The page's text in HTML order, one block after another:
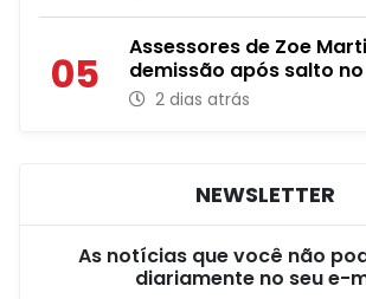
05
Assessores de Zoe
demissão após salto
2 dias atrás
NEWSLETTER
As notícias que você não
diariamente no seu e-